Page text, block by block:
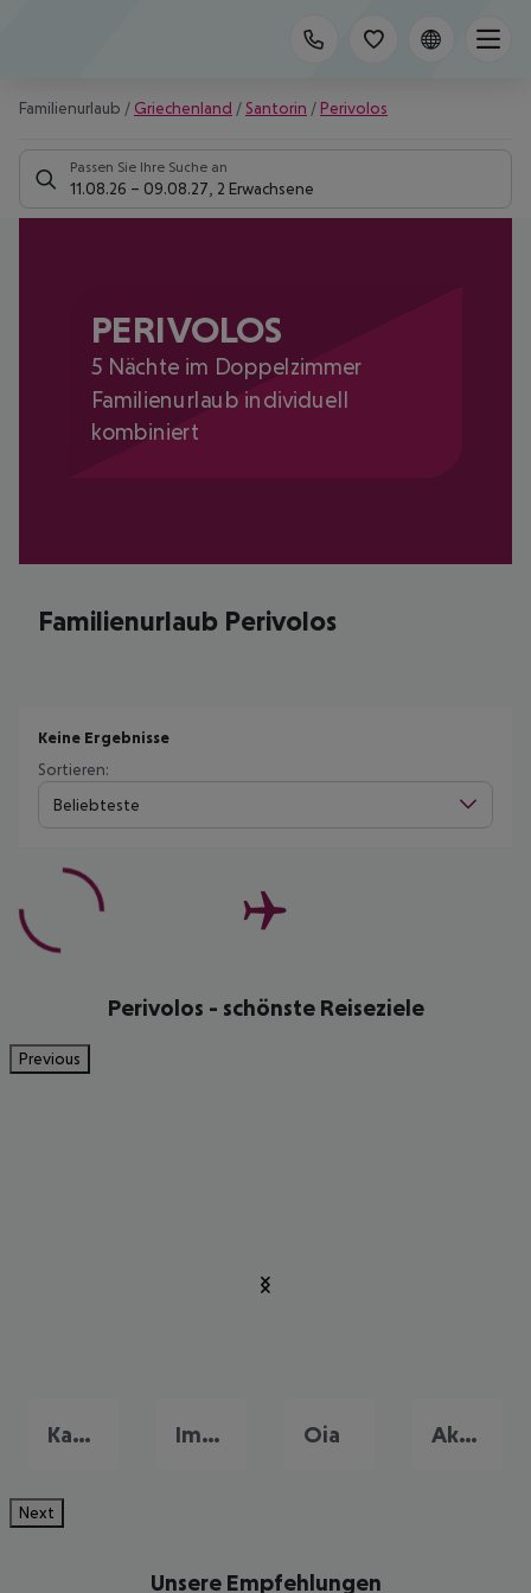
Familienurlaub / Griechenland / Santorin / Perivolos
Passen Sie Ihre Suche an
11.08.26 – 09.08.27 2 Erwachsene
PERIVOLOS
5 Nächte im Doppelzimmer
Familienurlaub individuell
kombiniert
Familienurlaub Perivolos
Keine Ergebnisse
Sortieren:
Beliebteste
Perivolos - schönste Reiseziele
Previous
Kamari Imerovigli Oia Akrotiri
Next
Unsere Empfehlungen